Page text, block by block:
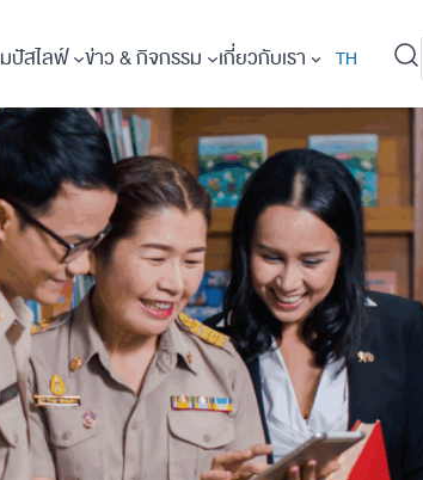
ปัสไลฟ์ ข่าว & กิจกรรม เกี่ยวกับเรา TH